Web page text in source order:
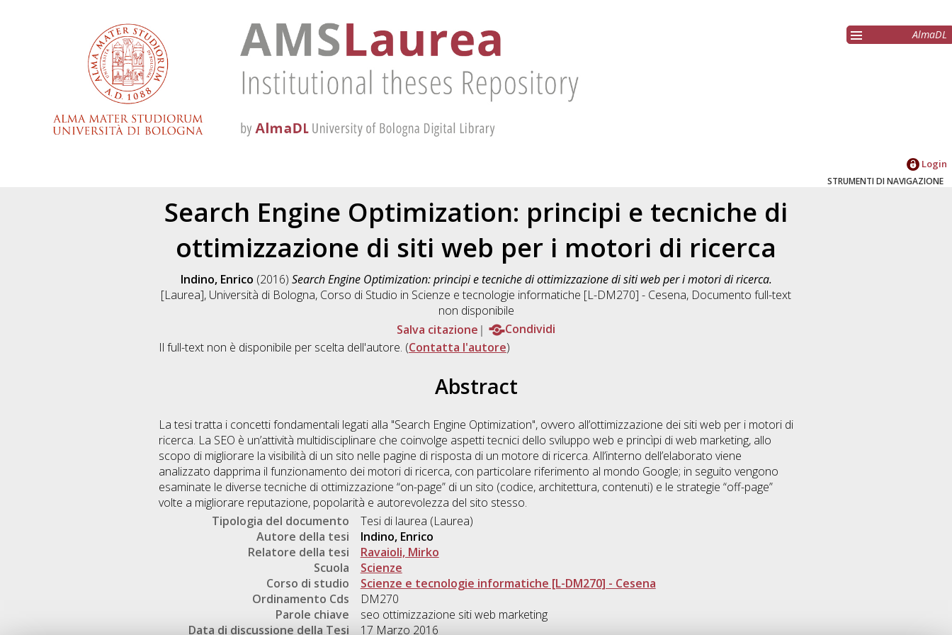
AlmaDL
Login
STRUMENTI DI NAVIGAZIONE
Search Engine Optimization: principi e tecniche di
ottimizzazione di siti web per i motori di ricerca
Indino, Enrico (2016) Search Engine Optimization: principi e tecniche di ottimizzazione di siti web per i motori di ricerca.
[Laurea], Università di Bologna, Corso di Studio in Scienze e tecnologie informatiche [L-DM270] - Cesena, Documento full-text
non disponibile
Salva citazione
Condividi
Il full-text non è disponibile per scelta dell'autore. (Contatta l'autore)
Abstract
La tesi tratta i concetti fondamentali legati alla "Search Engine Optimization", ovvero all’ottimizzazione dei siti web per i motori di
ricerca. La SEO è un’attività multidisciplinare che coinvolge aspetti tecnici dello sviluppo web e princìpi di web marketing, allo
scopo di migliorare la visibilità di un sito nelle pagine di risposta di un motore di ricerca. All’interno dell’elaborato viene
analizzato dapprima il funzionamento dei motori di ricerca, con particolare riferimento al mondo Google; in seguito vengono
esaminate le diverse tecniche di ottimizzazione “on-page” di un sito (codice, architettura, contenuti) e le strategie “off-page”
volte a migliorare reputazione, popolarità e autorevolezza del sito stesso.
Tipologia del documento
Tesi di laurea (Laurea)
Autore della tesi
Indino, Enrico
Relatore della tesi
Ravaioli, Mirko
Scuola
Scienze
Corso di studio
Scienze e tecnologie informatiche [L-DM270] - Cesena
Ordinamento Cds
DM270
Parole chiave
seo ottimizzazione siti web marketing
Data di discussione della Tesi
17 Marzo 2016